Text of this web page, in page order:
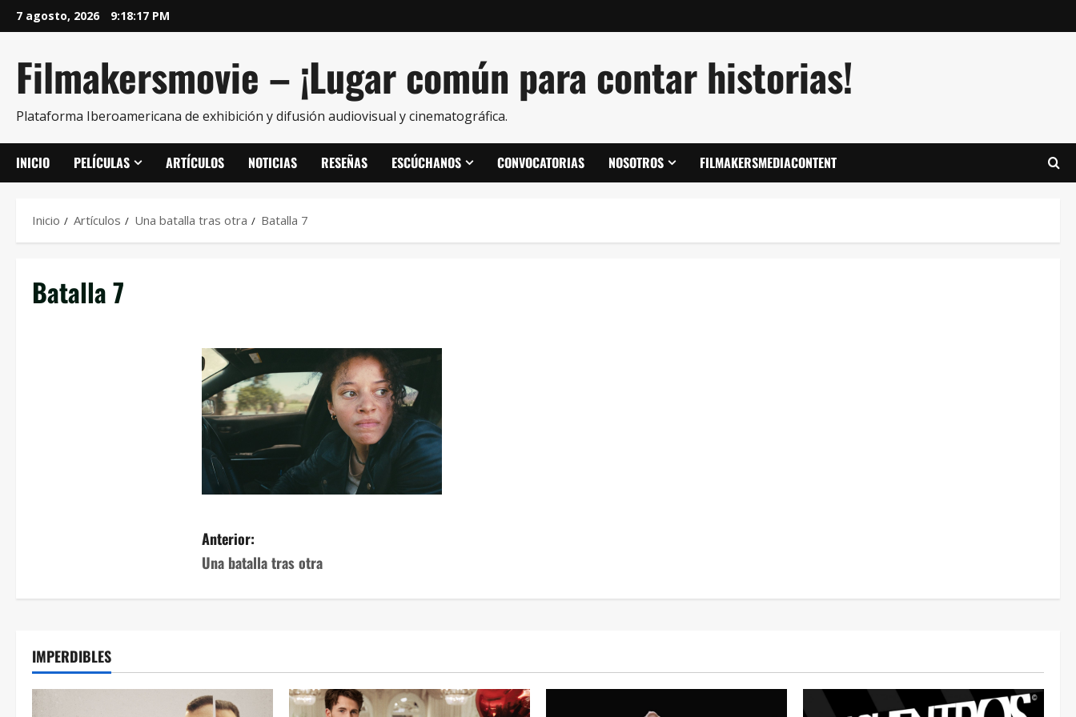
7 agosto, 2026 9:18:18 PM
Filmakersmovie – ¡Lugar común para contar historias!
Plataforma Iberoamericana de exhibición y difusión audiovisual y cinematográfica.
INICIO PELÍCULAS ARTÍCULOS NOTICIAS RESEÑAS ESCÚCHANOS CONVOCATORIAS NOSOTROS FILMAKERSMEDIACONTENT
Inicio Artículos Una batalla tras otra Batalla 7
Batalla 7
Anterior:
Una batalla tras otra
IMPERDIBLES